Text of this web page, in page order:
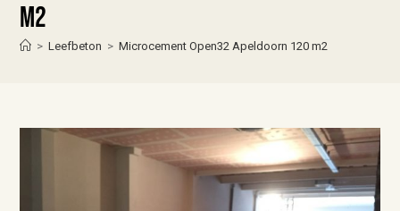
m2
> Leefbeton > Microcement Open32 Apeldoorn 120 m2